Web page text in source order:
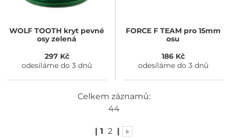
WOLF TOOTH kryt pevné
osy zelená
297 Kč
odesíláme do 3 dnů
FORCEF TEAM pro 15mm
osu
186 Kč
odesíláme do 3 dnů
Celkem záznamů:
44
| 1 2 | »